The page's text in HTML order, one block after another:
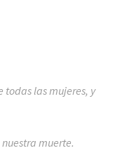
todas las mujeres, y
muerte.